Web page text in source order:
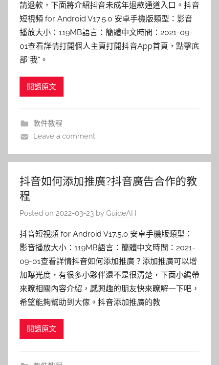
請退款，下面將介紹抖音未成年退款通道入口。抖音
短視頻 for Android V17.5.0 安卓手機版類型：影音
播放大小：119MB語言：簡體中文時間：2021-09-
01查看詳情打開個人主頁打開抖音App首頁，點擊底
部”我“。
閱讀原文
軟件教程
Leave a comment
抖音如何添加推廣?抖音廣告合作的教
程
Posted on 2022-03-23 by GuideAH
抖音短視頻 for Android V17.5.0 安卓手機版類型：
影音播放大小：119MB語言：簡體中文時間：2021-
09-01查看詳情抖音如何添加推廣？添加推廣可以增
加曝光度，有很多小夥伴還不是很清楚，下面小編帶
來瞭相關內容介紹，感興趣的朋友快來瞭解一下吧，
希望能夠幫助到大傢。抖音添加推廣的教
閱讀原文